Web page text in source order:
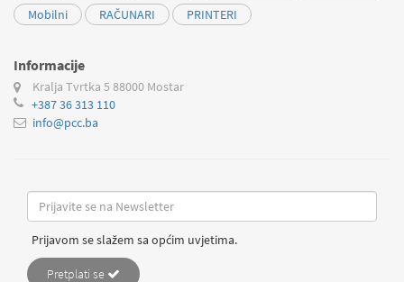
Mobilni
RAČUNARI PRINTERI
Informacije
Kralja Tvrtka 5 88000 Mostar
+387 36 313 110
info@pcc.ba
Prijavom se slažem sa općim uvjetima.
Pretplati se